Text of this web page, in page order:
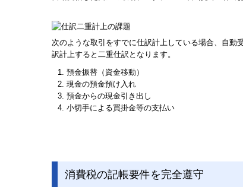
次のような取引をすでに仕訳計上している場合、自動
訳計上すると二重仕訳となります。
預金振替（資金移動）
現金の預金預け入れ
預金からの現金引き出し
小切手による買掛金等の支払い
消費税の記帳要件を完全遵守